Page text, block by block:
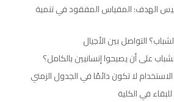
الهدف: المقياس المفقود في تنمية
التواصل بين الأجيال
على أن يصبحوا إنسانيين بالكامل؟
لا تكون دائمًا في الجدول الزمني
في الكلية